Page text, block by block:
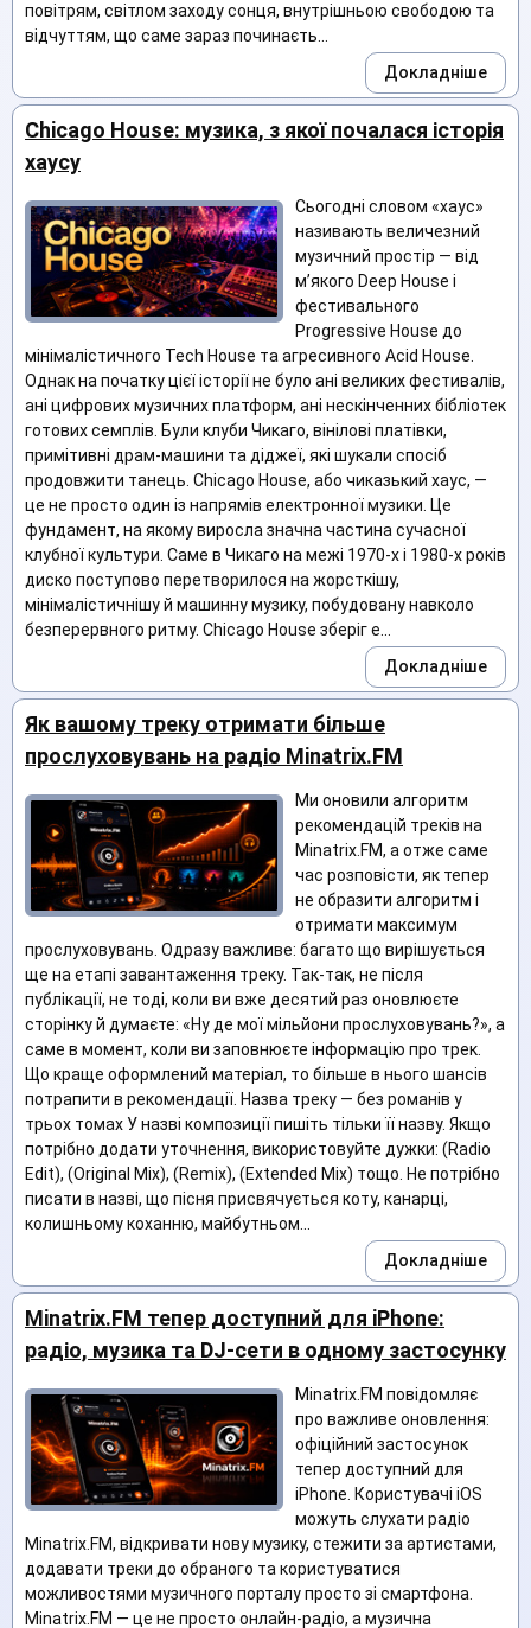
повітрям, світлом заходу сонця, внутрішньою свободою та
відчуттям, що саме зараз починаєть...
Докладніше
Chicago House: музика, з якої почалася історія
хаусу
Сьогодні словом «хаус»
називають величезний
музичний простір — від
м’якого Deep House і
фестивального
Progressive House до
мінімалістичного Tech House та агресивного Acid House.
Однак на початку цієї історії не було ані великих фестивалів,
ані цифрових музичних платформ, ані нескінченних бібліотек
готових семплів. Були клуби Чикаго, вінілові платівки,
примітивні драм-машини та діджеї, які шукали спосіб
продовжити танець. Chicago House, або чиказький хаус, —
це не просто один із напрямів електронної музики. Це
фундамент, на якому виросла значна частина сучасної
клубної культури. Саме в Чикаго на межі 1970-х і 1980-х років
диско поступово перетворилося на жорсткішу,
мінімалістичнішу й машинну музику, побудовану навколо
безперервного ритму. Chicago House зберіг е...
Докладніше
Як вашому треку отримати більше
прослуховувань на радіо Minatrix.FM
Ми оновили алгоритм
рекомендацій треків на
Minatrix.FM, а отже саме
час розповісти, як тепер
не образити алгоритм і
отримати максимум
прослуховувань. Одразу важливе: багато що вирішується
ще на етапі завантаження треку. Так-так, не після
публікації, не тоді, коли ви вже десятий раз оновлюєте
сторінку й думаєте: «Ну де мої мільйони прослуховувань?», а
саме в момент, коли ви заповнюєте інформацію про трек.
Що краще оформлений матеріал, то більше в нього шансів
потрапити в рекомендації. Назва треку — без романів у
трьох томах У назві композиції пишіть тільки її назву. Якщо
потрібно додати уточнення, використовуйте дужки: (Radio
Edit), (Original Mix), (Remix), (Extended Mix) тощо. Не потрібно
писати в назві, що пісня присвячується коту, канарці,
колишньому коханню, майбутньом...
Докладніше
Minatrix.FM тепер доступний для iPhone:
радіо, музика та DJ-сети в одному застосунку
Minatrix.FM повідомляє
про важливе оновлення:
офіційний застосунок
тепер доступний для
iPhone. Користувачі iOS
можуть слухати радіо
Minatrix.FM, відкривати нову музику, стежити за артистами,
додавати треки до обраного та користуватися
можливостями музичного порталу просто зі смартфона.
Minatrix.FM — це не просто онлайн-радіо, а музична